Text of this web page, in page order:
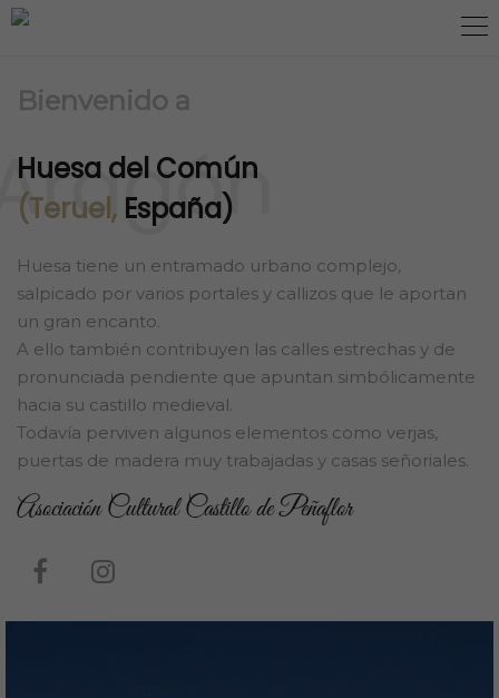
Bienvenido a
Huesa del Común
(Teruel, España)
Huesa tiene un entramado urbano complejo,
salpicado por varios portales y callizos que le aportan
un gran encanto.
A ello también contribuyen las calles estrechas y de
pronunciada pendiente que apuntan simbólicamente
hacia su castillo medieval.
Todavía perviven algunos elementos como verjas,
puertas de madera muy trabajadas y casas señoriales.
Asociación Cultural Castillo de Peñaflor